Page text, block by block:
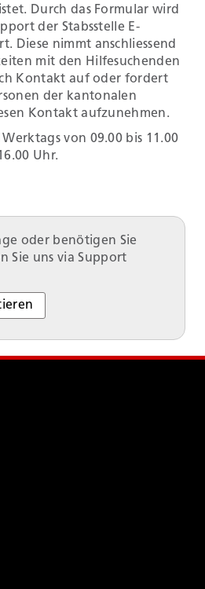
Durch das Formular wird
der Stabsstelle E-
Diese nimmt anschliessend
mit den Hilfesuchenden
Kontakt auf oder fordert
der kantonalen
Kontakt aufzunehmen.
von 09.00 bis 11.00
Uhr.
oder benötigen Sie
Sie uns via Support